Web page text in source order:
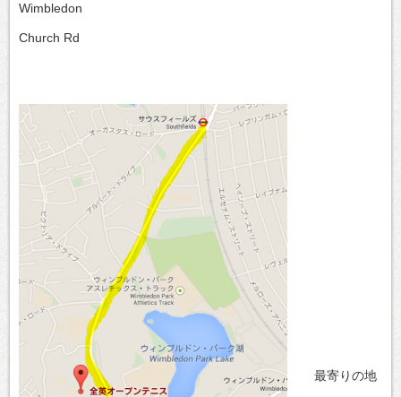
Wimbledon
Church Rd
最寄りの地